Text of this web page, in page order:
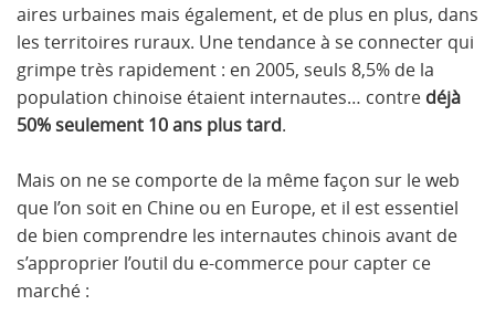
aires urbaines mais également, et de plus en plus, dans
les territoires ruraux. Une tendance à se connecter qui
grimpe très rapidement : en 2005, seuls 8,5% de la
population chinoise étaient internautes… contre déjà
50% seulement 10 ans plus tard.
Mais on ne se comporte de la même façon sur le web
que l’on soit en Chine ou en Europe, et il est essentiel
de bien comprendre les internautes chinois avant de
s’approprier l’outil du e-commerce pour capter ce
marché :